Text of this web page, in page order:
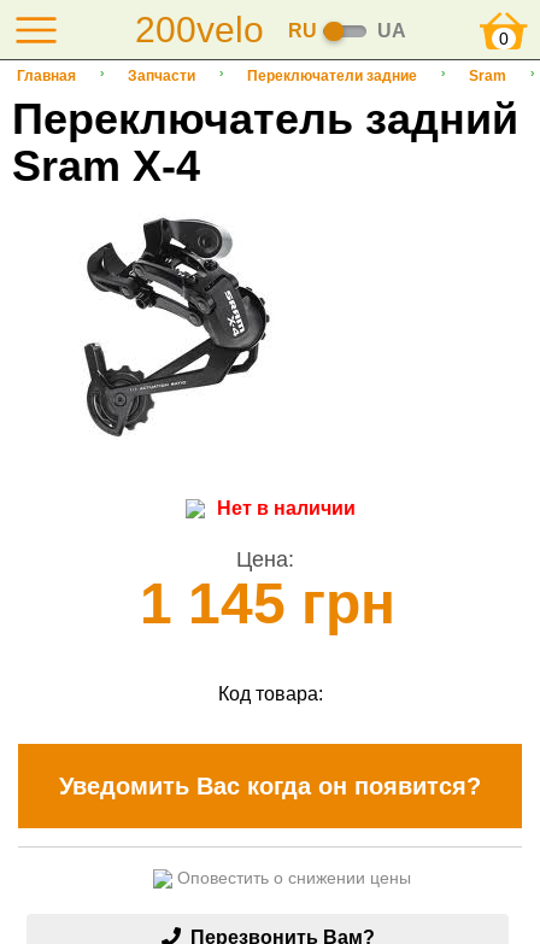
200velo RU UA 0
Главная Запчасти Переключатели задние Sram
Переключатель задний
Sram X-4
Нет в наличии
Цена:
1 145 грн
Код товара:
Уведомить Вас когда он появится?
Оповестить о снижении цены
Перезвонить Вам?